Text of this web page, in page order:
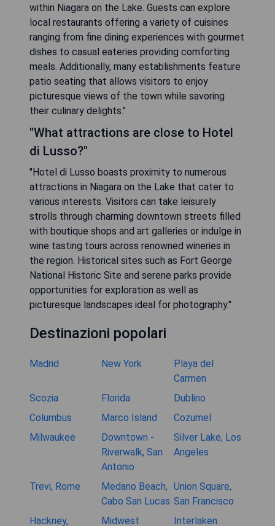
within Niagara on the Lake. Guests can explore
local restaurants offering a variety of cuisines
ranging from fine dining experiences with gourmet
dishes to casual eateries providing comforting
meals. Additionally, many establishments feature
patio seating that allows visitors to enjoy
picturesque views of the town while savoring
their culinary delights."
"What attractions are close to Hotel
di Lusso?"
"Hotel di Lusso boasts proximity to numerous
attractions in Niagara on the Lake that cater to
various interests. Visitors can take leisurely
strolls through charming downtown streets filled
with boutique shops and art galleries or indulge in
wine tasting tours across renowned wineries in
the region. Historical sites such as Fort George
National Historic Site and serene parks provide
opportunities for exploration as well as
picturesque landscapes ideal for photography."
Destinazioni popolari
Madrid New York
Playa del
Carmen
Scozia
Florida
Dublino
Columbus
Marco Island
Cozumel
Milwaukee
Downtown -
Riverwalk, San
Antonio
Silver Lake, Los
Angeles
Trevi, Rome
Medano Beach,
Cabo San Lucas
Union Square,
San Francisco
Hackney,
Midwest Interlaken